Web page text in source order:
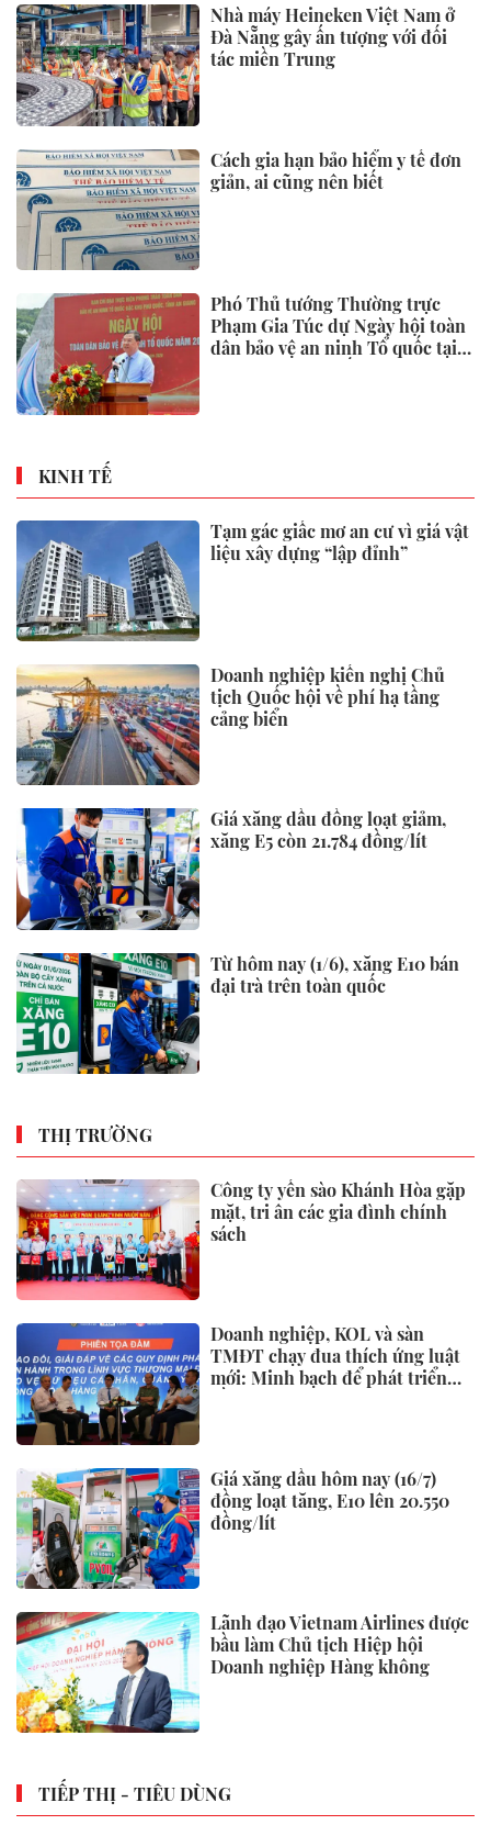
Nhà máy Heineken Việt Nam ở
Đà Nẵng gây ấn tượng với đối
tác miền Trung
Cách gia hạn bảo hiểm y tế đơn
giản, ai cũng nên biết
Phó Thủ tướng Thường trực
Phạm Gia Túc dự Ngày hội toàn
dân bảo vệ an ninh Tổ quốc tại
KINH TẾ
Tạm gác giấc mơ an cư vì giá vật
liệu xây dựng “lập đỉnh”
Doanh nghiệp kiến nghị Chủ
tịch Quốc hội về phí hạ tầng
cảng biển
Giá xăng dầu đồng loạt giảm,
xăng E5 còn 21.784 đồng/lít
Từ hôm nay (1/6), xăng E10 bán
đại trà trên toàn quốc
THỊ TRƯỜNG
Công ty yến sào Khánh Hòa gặp
mặt, tri ân các gia đình chính
sách
Doanh nghiệp, KOL và sàn
TMĐT chạy đua thích ứng luật
mới: Minh bạch để phát triển
Giá xăng dầu hôm nay (16/7)
đồng loạt tăng, E10 lên 20.550
đồng/lít
Lãnh đạo Vietnam Airlines được
bầu làm Chủ tịch Hiệp hội
Doanh nghiệp Hàng không
TIẾP THỊ - TIÊU DÙNG